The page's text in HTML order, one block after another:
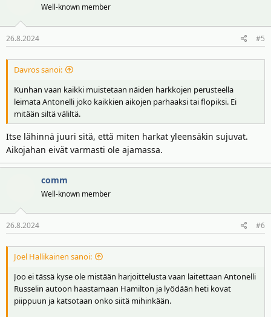
o
t
Well-known member
26.8.2024 #5
Davros sanoi:
Kunhan vaan kaikki muistetaan näiden harkkojen perusteella
leimata Antonelli joko kaikkien aikojen parhaaksi tai flopiksi. Ei
mitään siltä väliltä.
Itse lähinnä juuri sitä, että miten harkat yleensäkin sujuvat.
Aikojahan eivät varmasti ole ajamassa.
comm
Well-known member
26.8.2024 #6
Joel Hallikainen sanoi:
Joo ei tässä kyse ole mistään harjoittelusta vaan laitettaan Antonelli
Russelin autoon haastamaan Hamilton ja lyödään heti kovat
piippuun ja katsotaan onko siitä mihinkään.